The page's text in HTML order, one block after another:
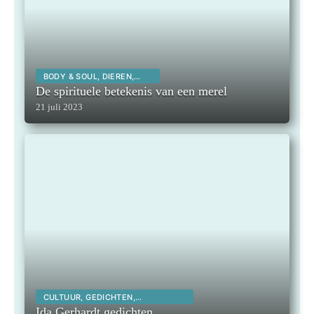
BODY & SOUL, DIEREN,
SPIRITUALITEIT,
De spirituele betekenis van een merel
21 juli 2023
CULTUUR, GEDICHTEN,
INSPIRERENDE KUNSTENAARS,